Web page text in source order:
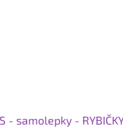
- samolepky -